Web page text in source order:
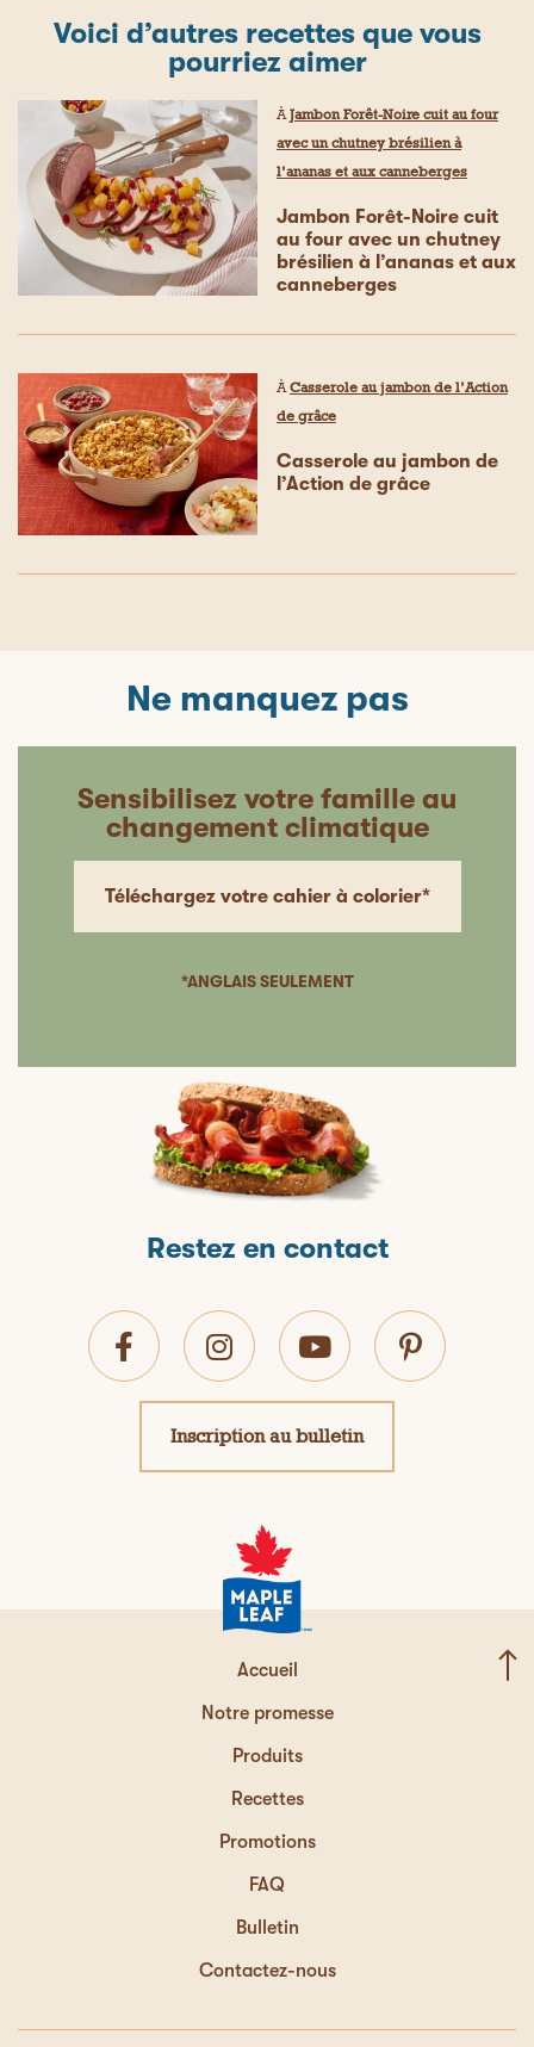
Voici d’autres recettes que vous
pourriez aimer
À Jambon Forêt-Noire cuit au four
avec un chutney brésilien à
l’ananas et aux canneberges
Jambon Forêt-Noire cuit
au four avec un chutney
brésilien à l’ananas et aux
canneberges
À Casserole au jambon de l’Action
de grâce
Casserole au jambon de
l’Action de grâce
Ne manquez pas
Sensibilisez votre famille au
changement climatique
Téléchargez votre cahier à colorier*
*ANGLAIS SEULEMENT
Restez en contact
Inscription au bulletin
Accueil
Notre promesse
Produits
Recettes
Promotions
FAQ
Bulletin
Contactez-nous